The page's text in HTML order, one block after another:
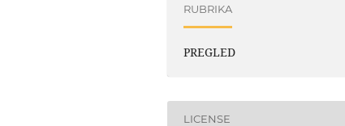
RUBRIKA
PREGLED
LICENSE